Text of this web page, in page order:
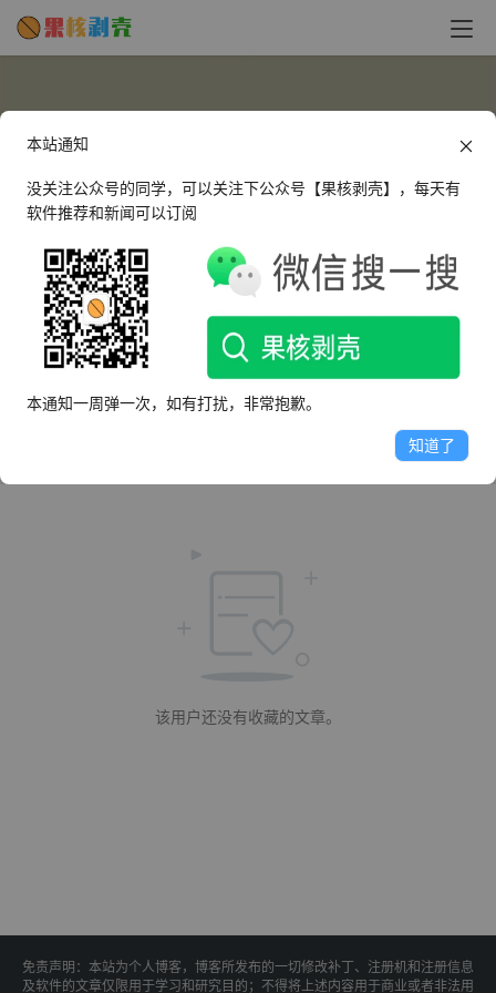
张羽翾
这个人很懒，什么都没有留下～
该用户还没有收藏的文章。
免责声明：本站为个人博客，博客所发布的一切修改补丁、注册机和注册信息
及软件的文章仅限用于学习和研究目的；不得将上述内容用于商业或者非法用
本站通知
没关注公众号的同学，可以关注下公众号【果核剥壳】，每天有
软件推荐和新闻可以订阅
本通知一周弹一次，如有打扰，非常抱歉。
知道了